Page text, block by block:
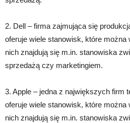
2. Dell – firma zajmująca się
oferuje wiele stanowisk, które
nich znajdują się m.in. stanowiska
sprzedażą czy marketingiem.
3. Apple – jedna z największych firm
oferuje wiele stanowisk, które
nich znajdują się m.in. stanowiska